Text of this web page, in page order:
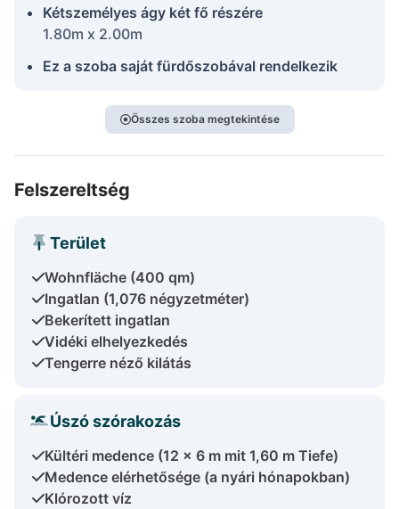
Kétszemélyes ágy két fő részére
1.80m x 2.00m
Ez a szoba saját fürdőszobával rendelkezik
Összes szoba megtekintése
Felszereltség
Terület
Wohnfläche (400 qm)
Ingatlan (1,076 négyzetméter)
Bekerített ingatlan
Vidéki elhelyezkedés
Tengerre néző kilátás
Úszó szórakozás
Kültéri medence (12 x 6 m mit 1,60 m Tiefe)
Medence elérhetősége (a nyári hónapokban)
Klórozott víz